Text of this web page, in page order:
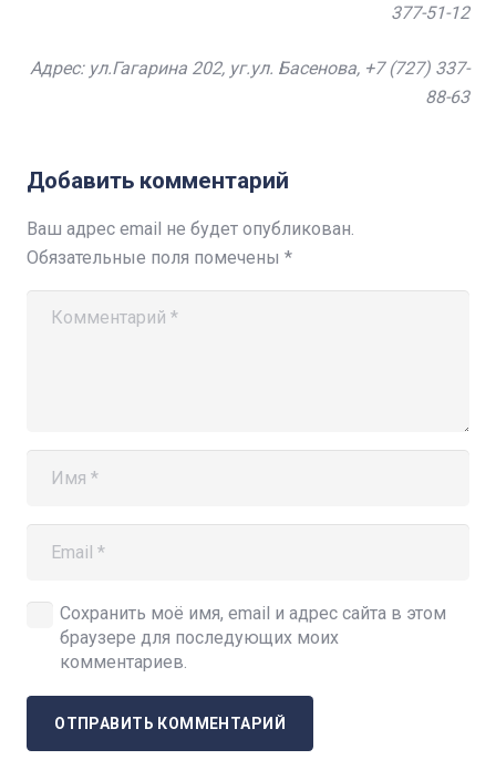
377-51-12
Адрес: ул.Гагарина 202, уг.ул. Басенова, +7 (727) 337-
88-63
Добавить комментарий
Ваш адрес email не будет опубликован.
Обязательные поля помечены *
Сохранить моё имя, email и адрес сайта в этом
браузере для последующих моих
комментариев.
ОТПРАВИТЬ КОММЕНТАРИЙ